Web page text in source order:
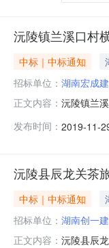
沅陵镇兰溪口村
中标｜中标通知
招标单位： 湖南宏成
正文内容： 沅陵镇兰
产生方式
发布时间： 2019-11-
沅陵县辰龙关茶
中标｜中标通知
招标单位： 湖南创一
正文内容： 沅陵县辰